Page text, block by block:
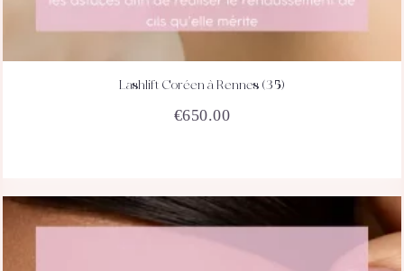
ACHETEZLashlift Coréen à Rennes (35)
€650.00